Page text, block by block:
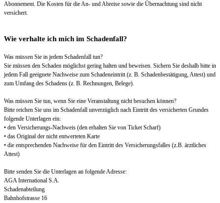
Abonnement. Die Kosten für die An- und Abreise sowie die Übernachtung sind nicht
versichert.
Wie verhalte ich mich im Schadenfall?
Was müssen Sie in jedem Schadenfall tun?
Sie müssen den Schaden möglichst gering halten und beweisen. Sichern Sie deshalb bitte in
jedem Fall geeignete Nachweise zum Schadeneintritt (z. B. Schadenbestätigung, Attest) und
zum Umfang des Schadens (z. B. Rechnungen, Belege).
Was müssen Sie tun, wenn Sie eine Veranstaltung nicht besuchen können?
Bitte reichen Sie uns im Schadenfall unverzüglich nach Eintritt des versicherten Grundes
folgende Unterlagen ein:
• den Versicherungs-Nachweis (den erhalten Sie von Ticket Scharf)
• das Original der nicht entwerteten Karte
• die entsprechenden Nachweise für den Eintritt des Versicherungsfalles (z.B. ärztliches
Attest)
Bitte senden Sie die Unterlagen an folgende Adresse:
AGA International S.A.
Schadenabteilung
Bahnhofstrasse 16